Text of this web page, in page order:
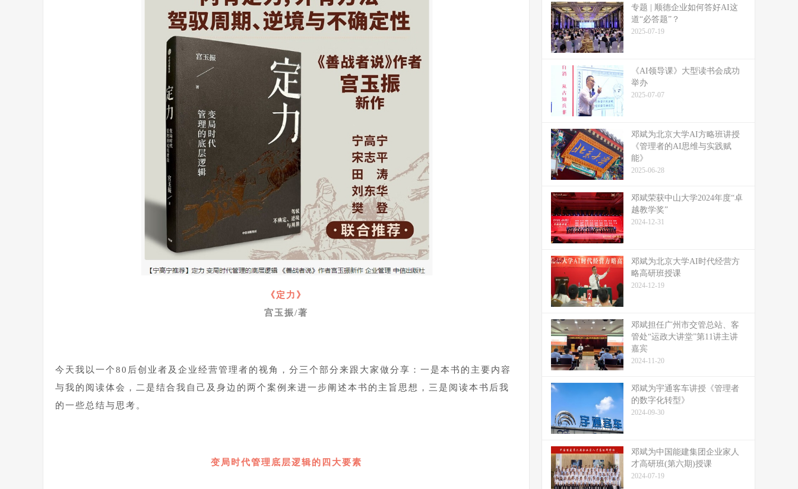
《定力》
宫玉振/著
今天我以一个80后创业者及企业经营管理者的视角，分三个部分来跟大家做分享：一是本书的主要内容
与我的阅读体会，二是结合我自己及身边的两个案例来进一步阐述本书的主旨思想，三是阅读本书后我
的一些总结与思考。
变局时代管理底层逻辑的四大要素
专题 | 顺德企业如何答好AI这
道“必答题”？
2025-07-19
《AI领导课》大型读书会成功
举办
2025-07-07
邓斌为北京大学AI方略班讲授
《管理者的AI思维与实践赋
能》
2025-06-28
邓斌荣获中山大学2024年度“卓
越教学奖”
2024-12-31
邓斌为北京大学AI时代经营方
略高研班授课
2024-12-19
邓斌担任广州市交管总站、客
管处“运政大讲堂”第11讲主讲
嘉宾
2024-11-20
邓斌为宇通客车讲授《管理者
的数字化转型》
2024-09-30
邓斌为中国能建集团企业家人
才高研班(第六期)授课
2024-07-19